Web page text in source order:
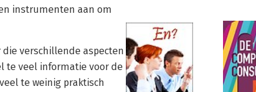
instrumenten aan om
verschillende aspecten
te veel informatie voor de
te weinig praktisch